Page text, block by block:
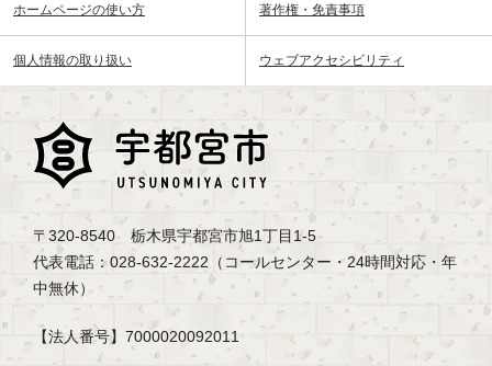
ホームページの使い方 著作権・免責事項
個人情報の取り扱い ウェブアクセシビリティ
〒320-8540 栃木県宇都宮市旭1丁目1-5
代表電話：028-632-2222（コールセンター・24時間対応・年
中無休）
【法人番号】7000020092011